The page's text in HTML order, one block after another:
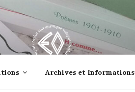
? Archives et Informations